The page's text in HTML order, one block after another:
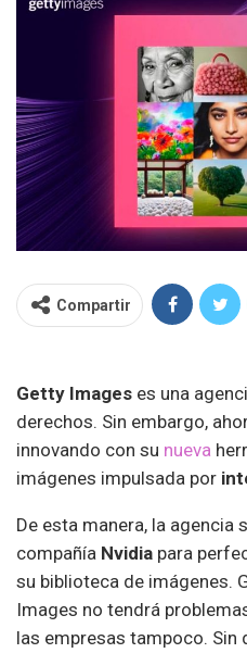
Compartir
Getty Images es una
derechos. Sin embargo,
innovando con su nueva
imágenes impulsada por
De esta manera, la agencia
compañía Nvidia para
su biblioteca de imágenes.
Images no tendrá
las empresas tampoco. Sin